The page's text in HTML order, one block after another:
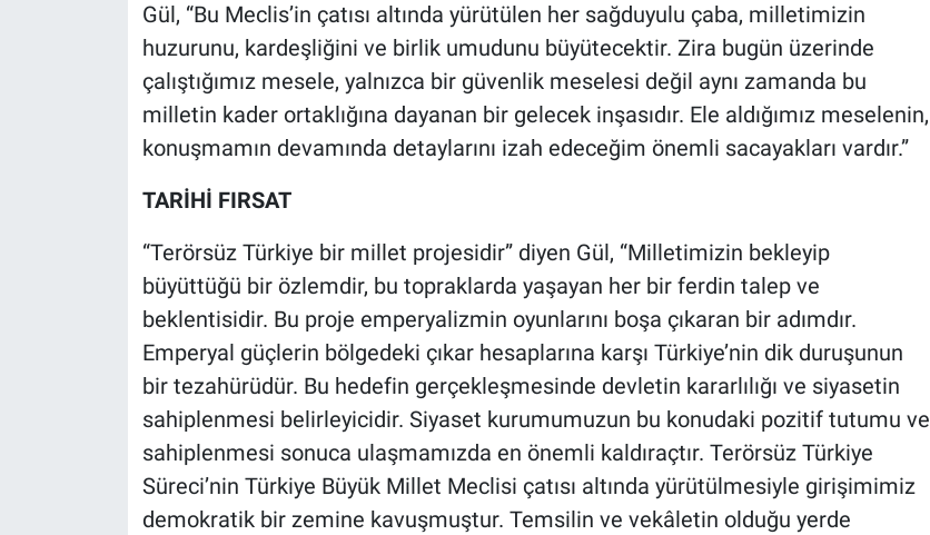
Gül, “Bu Meclis’in çatısı altında yürütülen her sağduyulu çaba, milletimizin
huzurunu, kardeşliğini ve birlik umudunu büyütecektir. Zira bugün üzerinde
çalıştığımız mesele, yalnızca bir güvenlik meselesi değil aynı zamanda bu
milletin kader ortaklığına dayanan bir gelecek inşasıdır. Ele aldığımız meselenin,
konuşmamın devamında detaylarını izah edeceğim önemli sacayakları vardır.”
TARİHİ FIRSAT
“Terörsüz Türkiye bir millet projesidir” diyen Gül, “Milletimizin bekleyip
büyüttüğü bir özlemdir, bu topraklarda yaşayan her bir ferdin talep ve
beklentisidir. Bu proje emperyalizmin oyunlarını boşa çıkaran bir adımdır.
Emperyal güçlerin bölgedeki çıkar hesaplarına karşı Türkiye’nin dik duruşunun
bir tezahürüdür. Bu hedefin gerçekleşmesinde devletin kararlılığı ve siyasetin
sahiplenmesi belirleyicidir. Siyaset kurumumuzun bu konudaki pozitif tutumu ve
sahiplenmesi sonuca ulaşmamızda en önemli kaldıraçtır. Terörsüz Türkiye
Süreci’nin Türkiye Büyük Millet Meclisi çatısı altında yürütülmesiyle girişimimiz
demokratik bir zemine kavuşmuştur. Temsilin ve vekâletin olduğu yerde